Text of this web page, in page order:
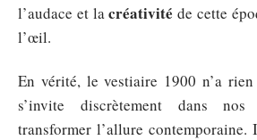
l’audace et lacréativité de cette
l’œil.
En vérité, le vestiaire 1900 n’a
s’invite discrètement dans
transformer l’allure